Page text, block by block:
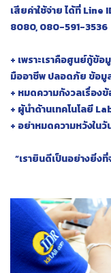
เสียค่าใช้จ่าย ได้ที่
8080, 080-591-3536
+ เพราะเราคือศูนย์กู้ข้
มืออาชีพ ปลอดภัย ข้อมู
+ หมดความกังวลเรื่อง
+ ผู้นำด้านเทคโนโลยี
+ อย่าหมดความหวังใน
“เรายินดีเป็นอย่างยิ่